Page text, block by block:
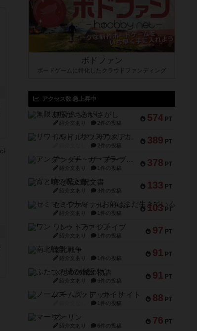
ボドファン
ボードゲームに特化したクラウドファンディング
アクセス数 急上昇中
574 PT
無限まちがいさがし
紹介文あり 2件の投稿
389 PT
リワイルド：サウスアメリカ
2件の投稿
378 PT
アンダー・ザ・テーブラー
紹介文あり 1件の投稿
133 PT
宵と暁の呪文書
紹介文あり 8件の投稿
103 PT
セミファイナル ～お前はまだ生きている～
紹介文あり 1件の投稿
97 PT
ワン・トゥ・ファイブ
紹介文あり 1件の投稿
91 PT
南北戦争
紹介文あり 1件の投稿
91 PT
ふたつの城の物語
紹介文あり 6件の投稿
88 PT
ノームズ・アット・ナイト
1件の投稿
76 PT
マーリン
紹介文あり 6件の投稿